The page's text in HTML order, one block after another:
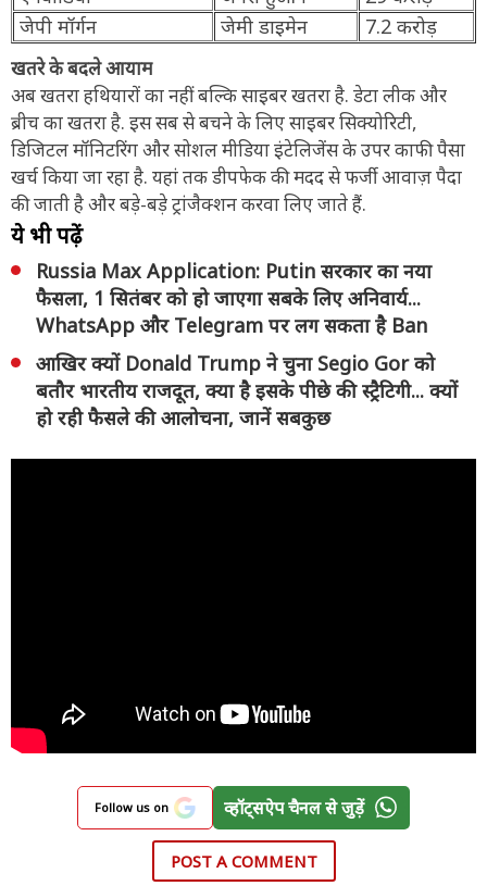
जेपी मॉर्गन
जेमी डाइमेन 7.2 करोड़
खतरे के बदले आयाम
अब खतरा हथियारों का नहीं बल्कि साइबर खतरा है. डेटा लीक और
ब्रीच का खतरा है. इस सब से बचने के लिए साइबर सिक्योरिटी,
डिजिटल मॉनिटरिंग और सोशल मीडिया इंटेलिजेंस के उपर काफी पैसा
खर्च किया जा रहा है. यहां तक डीपफेक की मदद से फर्जी आवाज़ पैदा
की जाती है और बड़े-बड़े ट्रांजैक्शन करवा लिए जाते हैं.
ये भी पढ़ें
Russia Max Application: Putin सरकार का नया
फैसला, 1 सितंबर को हो जाएगा सबके लिए अनिवार्य...
WhatsApp और Telegram पर लग सकता है Ban
आखिर क्यों Donald Trump ने चुना Segio Gor को
बतौर भारतीय राजदूत, क्या है इसके पीछे की स्ट्रैटिगी... क्यों
हो रही फैसले की आलोचना, जानें सबकुछ
Follow us on व्हॉट्सऐप चैनल से जुड़ें
POST A COMMENT